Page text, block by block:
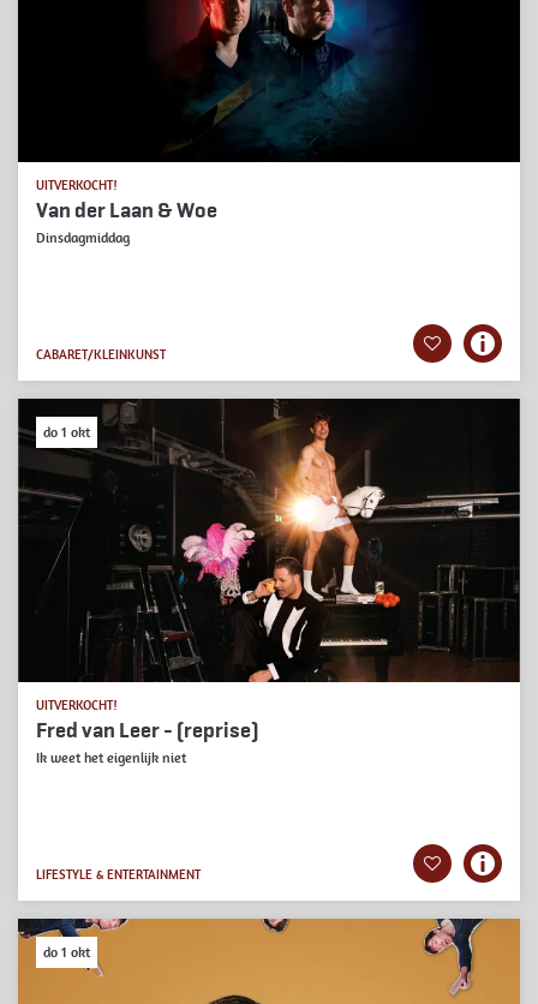
Van der Laan & Woe
Dinsdagmiddag
UITVERKOCHT!
CABARET/KLEINKUNST
Fred van Leer - (reprise)
Ik weet het eigenlijk niet
UITVERKOCHT!
do 1 okt
LIFESTYLE & ENTERTAINMENT
do 1 okt